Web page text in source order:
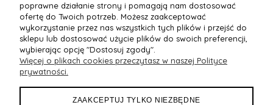
POMOC
MOJE KONTO
poprawne działanie strony i pomagają nam dostosować
ofertę do Twoich potrzeb. Możesz zaakceptować
wykorzystanie przez nas wszystkich tych plików i przejść do
sklepu lub dostosować użycie plików do swoich preferencji,
wybierając opcję "Dostosuj zgody".
Więcej o plikach cookies przeczytasz w naszej Polityce
prywatności.
ZAAKCEPTUJ TYLKO NIEZBĘDNE